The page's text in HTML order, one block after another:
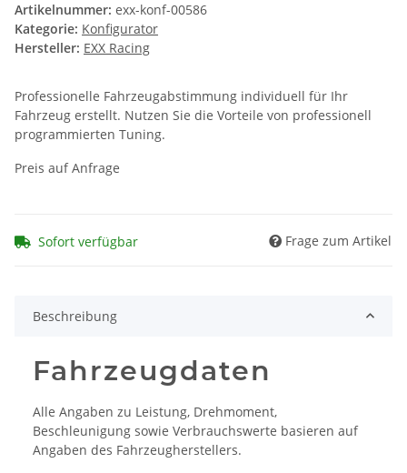
Artikelnummer: exx-konf-00586
Kategorie: Konfigurator
Hersteller: EXX Racing
Professionelle Fahrzeugabstimmung individuell für Ihr
Fahrzeug erstellt. Nutzen Sie die Vorteile von professionell
programmierten Tuning.
Preis auf Anfrage
Sofort verfügbar Frage zum Artikel
Beschreibung
Fahrzeugdaten
Alle Angaben zu Leistung, Drehmoment,
Beschleunigung sowie Verbrauchswerte basieren auf
Angaben des Fahrzeugherstellers.